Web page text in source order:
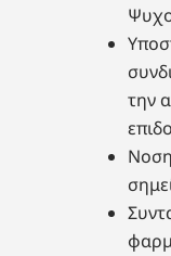
την